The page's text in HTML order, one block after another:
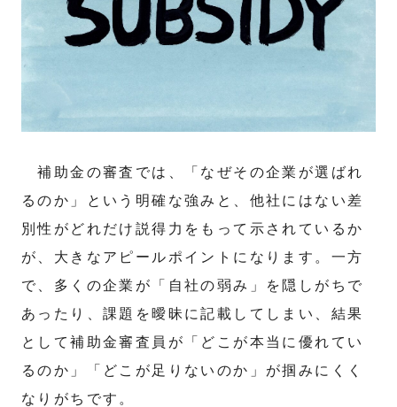
補助金の審査では、「なぜその企業が選ばれ
るのか」という明確な強みと、他社にはない差
別性がどれだけ説得力をもって示されているか
が、大きなアピールポイントになります。一方
で、多くの企業が「自社の弱み」を隠しがちで
あったり、課題を曖昧に記載してしまい、結果
として補助金審査員が「どこが本当に優れてい
るのか」「どこが足りないのか」が掴みにくく
なりがちです。